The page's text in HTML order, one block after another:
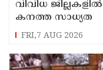
വിവിധ
കനത്ത സാധ്യത
FRI,7 AUG 2026